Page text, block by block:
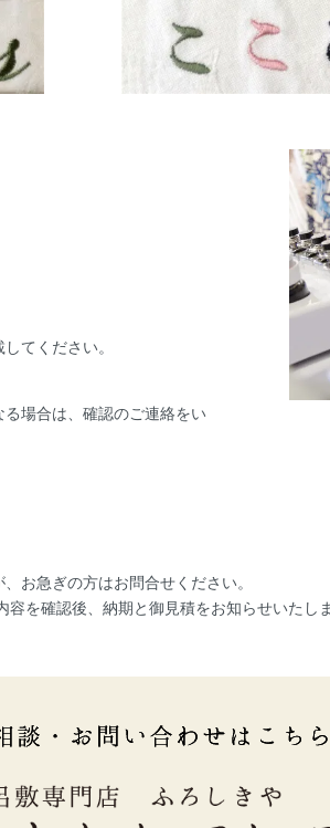
てください。
場合は、確認のご連絡をい
お急ぎの方はお問合せください。
を確認後、納期と御見積をお知らせいたし